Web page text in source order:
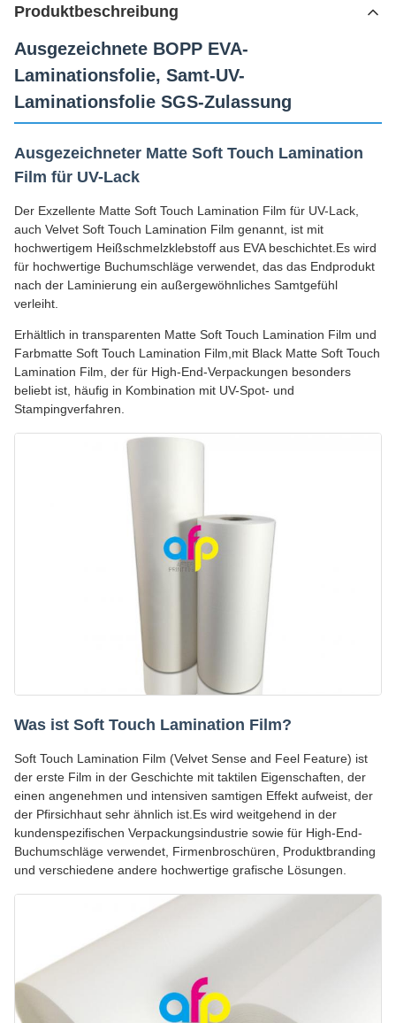
Produktbeschreibung
Ausgezeichnete BOPP EVA-
Laminationsfolie, Samt-UV-
Laminationsfolie SGS-Zulassung
Ausgezeichneter Matte Soft Touch Lamination
Film für UV-Lack
Der Exzellente Matte Soft Touch Lamination Film für UV-Lack,
auch Velvet Soft Touch Lamination Film genannt, ist mit
hochwertigem Heißschmelzklebstoff aus EVA beschichtet.Es wird
für hochwertige Buchumschläge verwendet, das das Endprodukt
nach der Laminierung ein außergewöhnliches Samtgefühl
verleiht.
Erhältlich in transparenten Matte Soft Touch Lamination Film und
Farbmatte Soft Touch Lamination Film,mit Black Matte Soft Touch
Lamination Film, der für High-End-Verpackungen besonders
beliebt ist, häufig in Kombination mit UV-Spot- und
Stampingverfahren.
Was ist Soft Touch Lamination Film?
Soft Touch Lamination Film (Velvet Sense and Feel Feature) ist
der erste Film in der Geschichte mit taktilen Eigenschaften, der
einen angenehmen und intensiven samtigen Effekt aufweist, der
der Pfirsichhaut sehr ähnlich ist.Es wird weitgehend in der
kundenspezifischen Verpackungsindustrie sowie für High-End-
Buchumschläge verwendet, Firmenbroschüren, Produktbranding
und verschiedene andere hochwertige grafische Lösungen.